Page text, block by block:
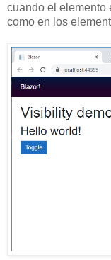
cuando el elemento
como en los